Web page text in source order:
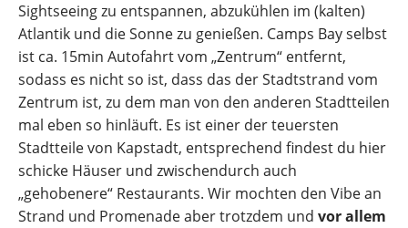
Sightseeing zu entspannen, abzukühlen im (kalten)
Atlantik und die Sonne zu genießen. Camps Bay selbst
ist ca. 15min Autofahrt vom „Zentrum“ entfernt,
sodass es nicht so ist, dass das der Stadtstrand vom
Zentrum ist, zu dem man von den anderen Stadtteilen
mal eben so hinläuft. Es ist einer der teuersten
Stadtteile von Kapstadt, entsprechend findest du hier
schicke Häuser und zwischendurch auch
„gehobenere“ Restaurants. Wir mochten den Vibe an
Strand und Promenade aber trotzdem und vor allem